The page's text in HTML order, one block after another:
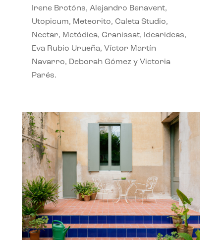
Irene Brotóns, Alejandro Benavent,
Utopicum, Meteorito, Caleta Studio,
Nectar, Metódica, Granissat, Idearideas,
Eva Rubio Urueña, Víctor Martín
Navarro, Deborah Gómez y Victoria
Parés.